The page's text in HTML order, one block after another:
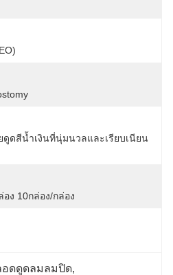
ดสีน้ำเงินที่นุ่มนวลและเรียบเนียน
อง 10กล่อง/กล่อง
ดดูดลมลมปิด,